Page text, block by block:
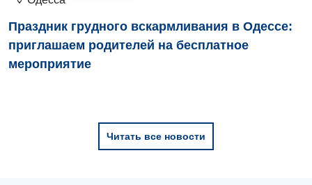
Неврология
Нейрохирургия
Ортопедия и травматология
Праздник грудного вскармливания в Одессе:
приглашаем родителей на бесплатное
мероприятие
Читать все новости